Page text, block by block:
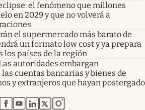
el fenómeno que millones
en 2029 y que no volverá a
el supermercado más barato de
un formato low cost y ya prepara
los países de la región
autoridades embargan
cuentas bancarias y bienes de
y extranjeros que hayan postergado
abre en nueva pestaña
abre en nueva pestaña
abre en nueva pestaña
abre en nueva pestaña
abre en nueva pestaña